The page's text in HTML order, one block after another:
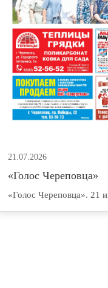
21.07.2026
«Голос Череповца»
«Голос Череповца». 21